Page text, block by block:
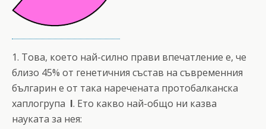
1. Това, което най-силно прави впечатление е, че
близо 45% от генетичния състав на съвременния
българин е от така наречената протобалканска
хаплогрупа I. Ето какво най-общо ни казва
науката за нея: